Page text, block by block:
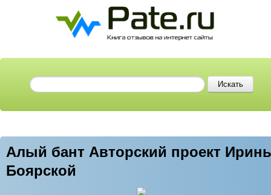
Алый бант Авторский проект
Боярской